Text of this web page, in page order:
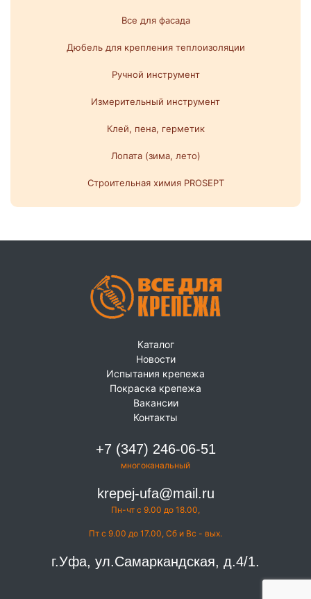
Все для фасада
Дюбель для крепления теплоизоляции
Ручной инструмент
Измерительный инструмент
Клей, пена, герметик
Лопата (зима, лето)
Строительная химия PROSEPT
Каталог
Новости
Испытания крепежа
Покраска крепежа
Вакансии
Контакты
+7 (347) 246-06-51
многоканальный
krepej-ufa@mail.ru
Пн-чт с 9.00 до 18.00,
Пт с 9.00 до 17.00, Сб и Вс - вых.
г.Уфа, ул.Самаркандская, д.4/1.